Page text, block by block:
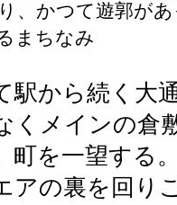
、かつて遊郭が
まちなみ
から続く大
くメインの倉
町を一望する
アの裏を回り